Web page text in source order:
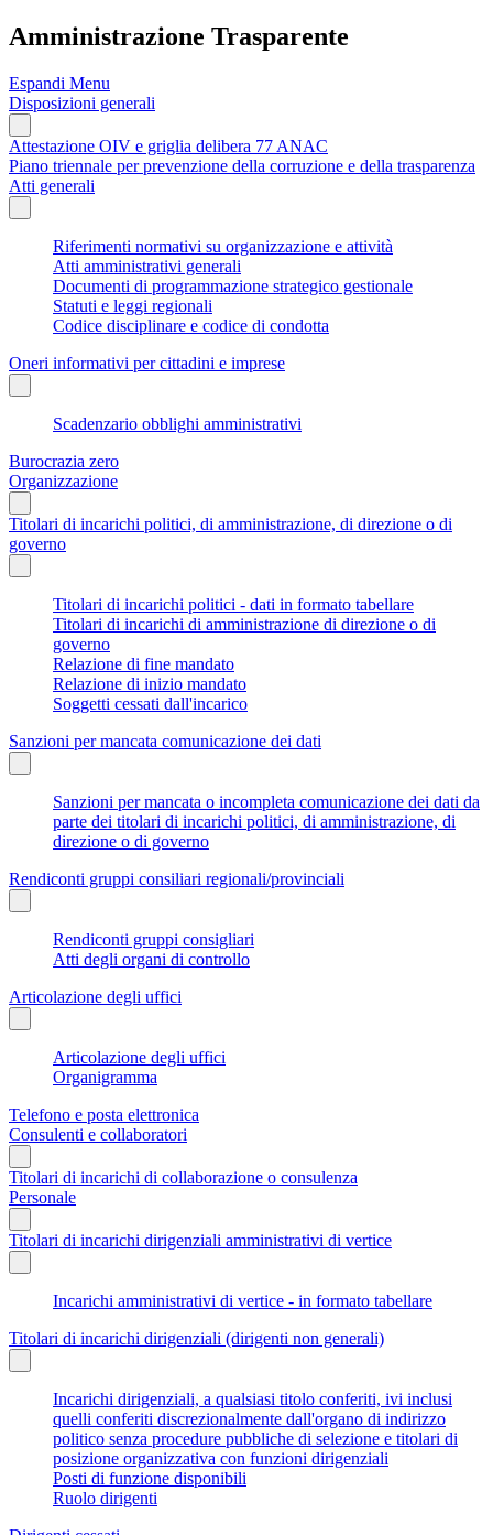
Amministrazione Trasparente
Espandi Menu
Disposizioni generali
Attestazione OIV e griglia delibera 77 ANAC
Piano triennale per prevenzione della corruzione e della trasparenza
Atti generali
Riferimenti normativi su organizzazione e attività
Atti amministrativi generali
Documenti di programmazione strategico gestionale
Statuti e leggi regionali
Codice disciplinare e codice di condotta
Oneri informativi per cittadini e imprese
Scadenzario obblighi amministrativi
Burocrazia zero
Organizzazione
Titolari di incarichi politici, di amministrazione, di direzione o di
governo
Titolari di incarichi politici - dati in formato tabellare
Titolari di incarichi di amministrazione di direzione o di
governo
Relazione di fine mandato
Relazione di inizio mandato
Soggetti cessati dall'incarico
Sanzioni per mancata comunicazione dei dati
Sanzioni per mancata o incompleta comunicazione dei dati da
parte dei titolari di incarichi politici, di amministrazione, di
direzione o di governo
Rendiconti gruppi consiliari regionali/provinciali
Rendiconti gruppi consigliari
Atti degli organi di controllo
Articolazione degli uffici
Articolazione degli uffici
Organigramma
Telefono e posta elettronica
Consulenti e collaboratori
Titolari di incarichi di collaborazione o consulenza
Personale
Titolari di incarichi dirigenziali amministrativi di vertice
Incarichi amministrativi di vertice - in formato tabellare
Titolari di incarichi dirigenziali (dirigenti non generali)
Incarichi dirigenziali, a qualsiasi titolo conferiti, ivi inclusi
quelli conferiti discrezionalmente dall'organo di indirizzo
politico senza procedure pubbliche di selezione e titolari di
posizione organizzativa con funzioni dirigenziali
Posti di funzione disponibili
Ruolo dirigenti